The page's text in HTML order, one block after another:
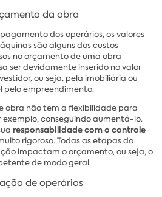
da obra
dos operários, os valores
são alguns dos custos
no orçamento de uma obra
ser devidamente inserido no valor
ou seja, pela imobiliária ou
pelo empreendimento.
obra não tem a flexibilidade para
conseguindo aumentá-lo.
responsabilidade com o controle
rigoroso. Todas as etapas do
impactam o orçamento, ou seja, o
de modo geral.
de operários